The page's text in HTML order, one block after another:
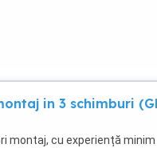
in 3 schimburi
montaj, cu experiență minim